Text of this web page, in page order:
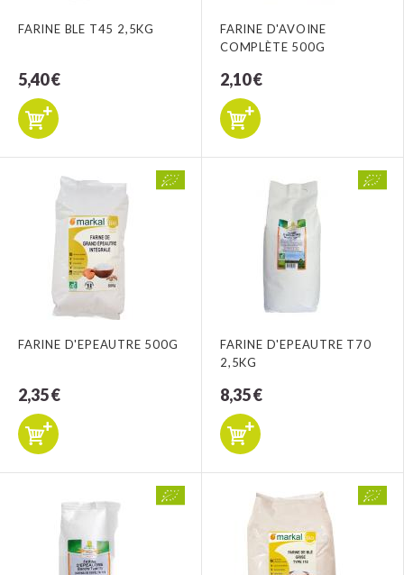
FARINE BLE T45 2,5KG
5,40 €
FARINE D'AVOINE
COMPLÈTE 500G
2,10 €
FARINE D'EPEAUTRE 500G
2,35 €
FARINE D'EPEAUTRE T70
2,5KG
8,35 €